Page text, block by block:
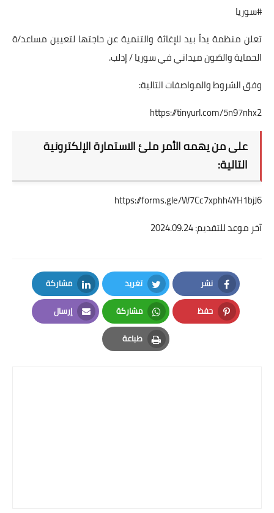
#سوريا
تعلن منظمة يداً بيد للإغاثة والتنمية عن حاجتها لتعيين مساعد/ة
الحماية والصَون ميداني في سوريا / إدلب.
وفق الشروط والمواصفات التالية:
https://tinyurl.com/5n97nhx2
على من يهمه الأمر ملئ الاستمارة الإلكترونية
التالية:
https://forms.gle/W7Cc7xphh4YH1bjJ6
آخر موعد للتقديم: 2024.09.24
نشر
Facebook
تغريد
Twitter
مشاركة
LinkedIn
حفظ
Pinterest
مشاركة
Whatsapp
إرسال
Email
طباعة
Print